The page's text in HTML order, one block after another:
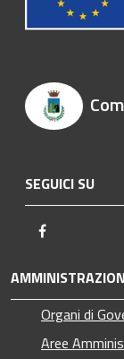
SEGUICI SU
Organi di
Aree